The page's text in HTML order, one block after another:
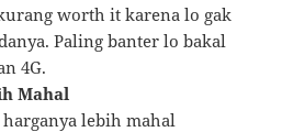
worth it karena lo gak
Paling banter lo bakal
4G.
Mahal
lebih mahal